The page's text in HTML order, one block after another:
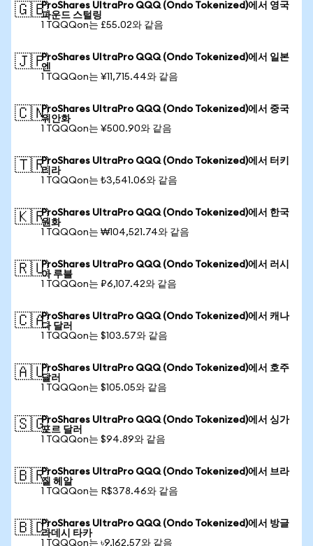
🇬🇧ProShares UltraPro QQQ (Ondo Tokenized)에서 영국
파운드 스털링
1 TQQQon는 £55.02와 같음
🇯🇵ProShares UltraPro QQQ (Ondo Tokenized)에서 일본
엔
1 TQQQon는 ¥11,715.44와 같음
🇨🇳ProShares UltraPro QQQ (Ondo Tokenized)에서 중국
위안화
1 TQQQon는 ¥500.90와 같음
🇹🇷ProShares UltraPro QQQ (Ondo Tokenized)에서 터키
리라
1 TQQQon는 ₺3,541.06와 같음
🇰🇷ProShares UltraPro QQQ (Ondo Tokenized)에서 한국
원화
1 TQQQon는 ₩104,521.74와 같음
🇷🇺ProShares UltraPro QQQ (Ondo Tokenized)에서 러시
아 루블
1 TQQQon는 ₽6,107.42와 같음
🇨🇦ProShares UltraPro QQQ (Ondo Tokenized)에서 캐나
다 달러
1 TQQQon는 $103.57와 같음
🇦🇺ProShares UltraPro QQQ (Ondo Tokenized)에서 호주
달러
1 TQQQon는 $105.05와 같음
🇸🇬ProShares UltraPro QQQ (Ondo Tokenized)에서 싱가
포르 달러
1 TQQQon는 $94.89와 같음
🇧🇷ProShares UltraPro QQQ (Ondo Tokenized)에서 브라
질 헤알
1 TQQQon는 R$378.46와 같음
🇧🇩ProShares UltraPro QQQ (Ondo Tokenized)에서 방글
라데시 타카
1 TQQQon는 ৳9,162.57와 같음